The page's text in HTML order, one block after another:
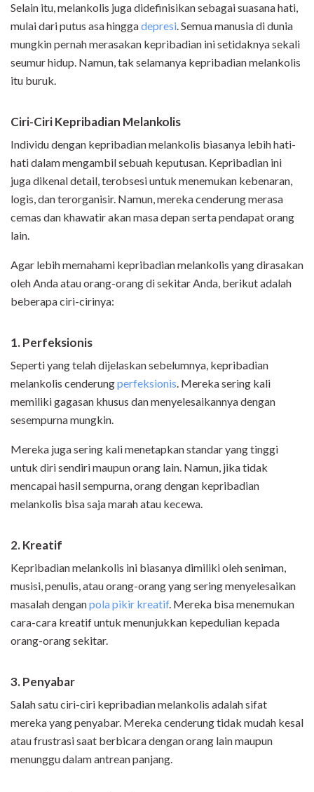
Selain itu, melankolis juga didefinisikan sebagai suasana hati,
mulai dari putus asa hinggadepresi. Semua manusia di dunia
mungkin pernah merasakan kepribadian ini setidaknya sekali
seumur hidup. Namun, tak selamanya kepribadian melankolis
itu buruk.
Ciri-Ciri Kepribadian Melankolis
Individu dengan kepribadian melankolis biasanya lebih hati-
hati dalam mengambil sebuah keputusan. Kepribadian ini
juga dikenal detail, terobsesi untuk menemukan kebenaran,
logis, dan terorganisir. Namun, mereka cenderung merasa
cemas dan khawatir akan masa depan serta pendapat orang
lain.
Agar lebih memahami kepribadian melankolis yang dirasakan
oleh Anda atau orang-orang di sekitar Anda, berikut adalah
beberapa ciri-cirinya:
1. Perfeksionis
Seperti yang telah dijelaskan sebelumnya, kepribadian
melankolis cenderungperfeksionis. Mereka sering kali
memiliki gagasan khusus dan menyelesaikannya dengan
sesempurna mungkin.
Mereka juga sering kali menetapkan standar yang tinggi
untuk diri sendiri maupun orang lain. Namun, jika tidak
mencapai hasil sempurna, orang dengan kepribadian
melankolis bisa saja marah atau kecewa.
2. Kreatif
Kepribadian melankolis ini biasanya dimiliki oleh seniman,
musisi, penulis, atau orang-orang yang sering menyelesaikan
masalah denganpola pikir kreatif. Mereka bisa menemukan
cara-cara kreatif untuk menunjukkan kepedulian kepada
orang-orang sekitar.
3. Penyabar
Salah satu ciri-ciri kepribadian melankolis adalah sifat
mereka yang penyabar. Mereka cenderung tidak mudah kesal
atau frustrasi saat berbicara dengan orang lain maupun
menunggu dalam antrean panjang.